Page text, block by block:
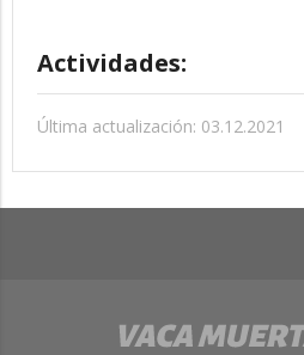
Actividades:
Última actualización: 03.12.2021